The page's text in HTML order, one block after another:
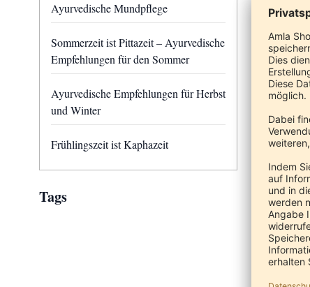
Ayurvedische Mundpflege
Sommerzeit ist Pittazeit – Ayurvedische
Empfehlungen für den Sommer
Ayurvedische Empfehlungen für Herbst
und Winter
Frühlingszeit ist Kaphazeit
Tags
1 TL
Zutaten
1 EL
2 TL
1 TL
1
Weichen
den
lassen